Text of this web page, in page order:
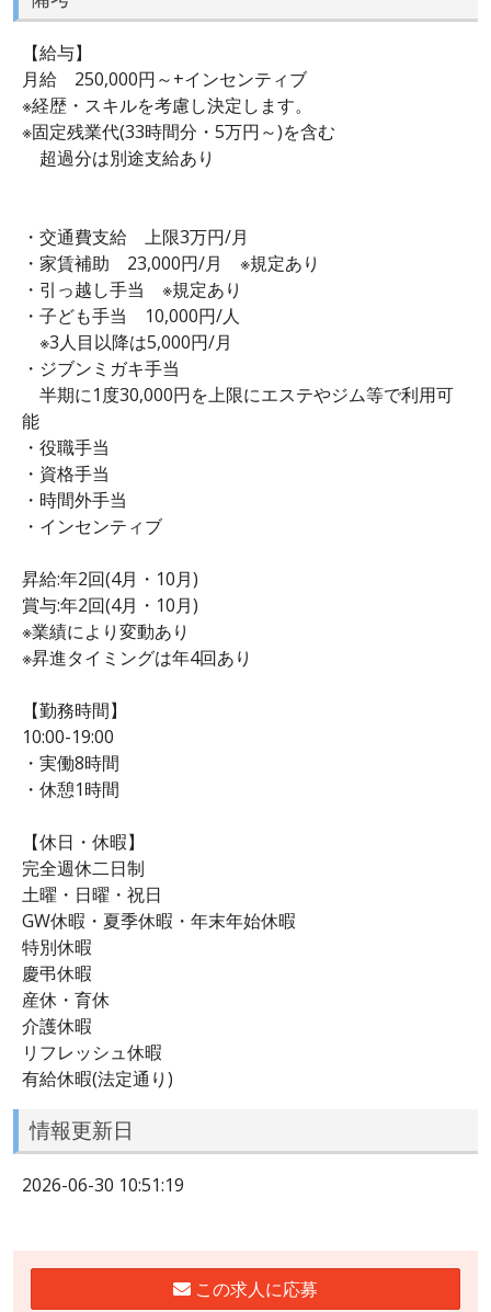
【給与】
月給 250,000円～+インセンティブ
※経歴・スキルを考慮し決定します。
※固定残業代(33時間分・5万円～)を含む
超過分は別途支給あり
・交通費支給 上限3万円/月
・家賃補助 23,000円/月 ※規定あり
・引っ越し手当 ※規定あり
・子ども手当 10,000円/人
※3人目以降は5,000円/月
・ジブンミガキ手当
半期に1度30,000円を上限にエステやジム等で利用可
能
・役職手当
・資格手当
・時間外手当
・インセンティブ
昇給:年2回(4月・10月)
賞与:年2回(4月・10月)
※業績により変動あり
※昇進タイミングは年4回あり
【勤務時間】
10:00-19:00
・実働8時間
・休憩1時間
【休日・休暇】
完全週休二日制
土曜・日曜・祝日
GW休暇・夏季休暇・年末年始休暇
特別休暇
慶弔休暇
産休・育休
介護休暇
リフレッシュ休暇
有給休暇(法定通り)
情報更新日
2026-06-30 10:51:19
この求人に応募